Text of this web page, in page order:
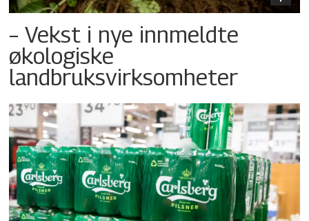
– Vekst i nye innmeldte
økologiske
landbruksvirksomheter